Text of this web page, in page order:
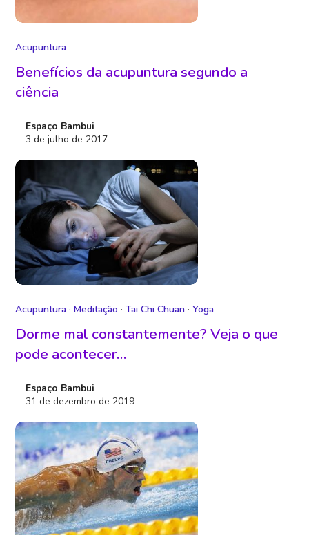
Acupuntura
Benefícios da acupuntura segundo a
ciência
Espaço Bambui
3 de julho de 2017
Acupuntura ·Meditação ·Tai Chi Chuan ·Yoga
Dorme mal constantemente? Veja o que
pode acontecer…
Espaço Bambui
31 de dezembro de 2019